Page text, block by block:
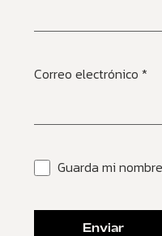
Correo electrónico *
Guarda mi